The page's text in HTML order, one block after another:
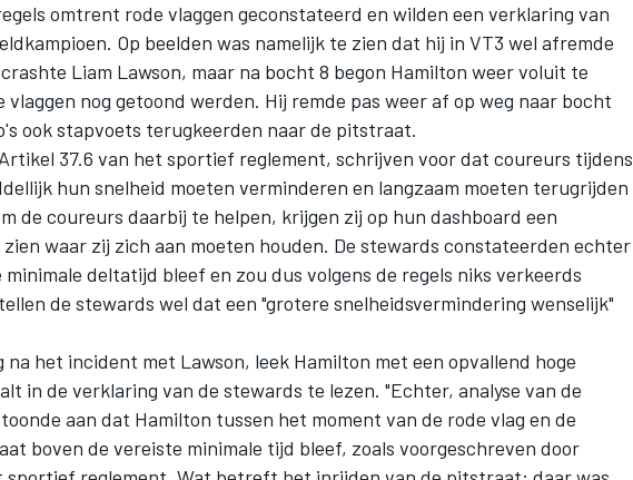
DTM
omtrent rode vlaggen geconstateerd en wilden een verklaring van
Op beelden was namelijk te zien dat hij in VT3 wel afremde
Liam Lawson, maar na bocht 8 begon Hamilton weer voluit te
nog getoond werden. Hij remde pas weer af op weg naar bocht
ook stapvoets terugkeerden naar de pitstraat.
37.6 van het sportief reglement, schrijven voor dat coureurs tijdens
hun snelheid moeten verminderen en langzaam moeten terugrijden
de coureurs daarbij te helpen, krijgen zij op hun dashboard een
waar zij zich aan moeten houden. De stewards constateerden echter
deltatijd bleef en zou dus volgens de regels niks verkeerds
de stewards wel dat een "grotere snelheidsvermindering wenselijk"
na het incident met Lawson, leek Hamilton met een opvallend hoge
in de verklaring van de stewards te lezen. "Echter, analyse van de
aan dat Hamilton tussen het moment van de rode vlag en de
boven de vereiste minimale tijd bleef, zoals voorgeschreven door